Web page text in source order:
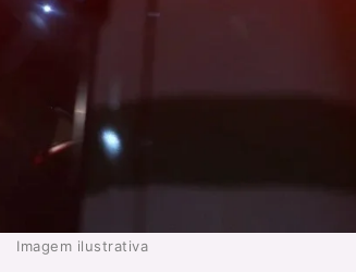
Imagem ilustrativa